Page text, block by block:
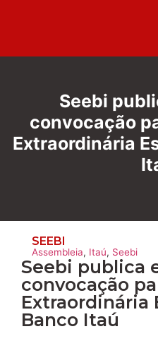
Seebi
convocação
Extraordinária
SEEBI
Assembleia, Itaú, Seebi
Seebi publica
convocação
Extraordinária
Banco Itaú